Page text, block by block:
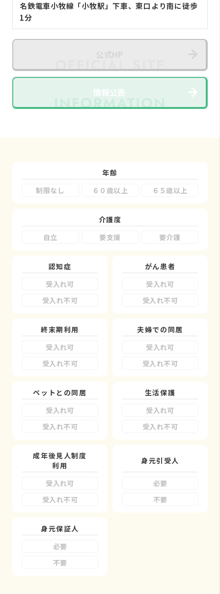
名鉄電車小牧線「小牧駅」下車、東口より南に徒歩
1分
情報公表
年齢
制限なし
６０歳以上 ６５歳以上
介護度
自立
要支援 要介護
認知症
受入れ可
受入れ不可
がん患者
受入れ可
受入れ不可
終末期利用
受入れ可
受入れ不可
夫婦での同居
受入れ可
受入れ不可
ペットとの同居
受入れ可
受入れ不可
生活保護
受入れ可
受入れ不可
成年後見人制度
利用
受入れ可
受入れ不可
身元引受人
必要
不要
身元保証人
必要
不要